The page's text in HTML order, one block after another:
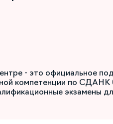
- это официальное
компетенции по СДАНК
экзамены